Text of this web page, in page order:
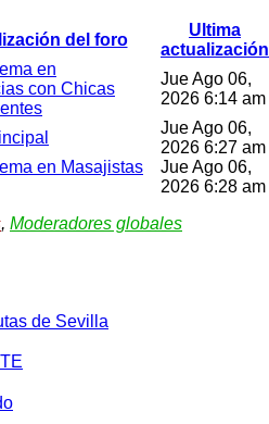
del foro
Ultima
actualización
en
con Chicas
Jue Ago 06,
2026 6:14 am
Jue Ago 06,
2026 6:27 am
en Masajistas
Jue Ago 06,
2026 6:28 am
, Moderadores globales
de Sevilla